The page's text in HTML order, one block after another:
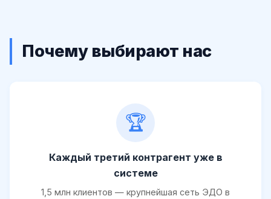
Почему выбирают нас
🏆
Каждый третий контрагент уже в
системе
1,5 млн клиентов — крупнейшая сеть ЭДО в